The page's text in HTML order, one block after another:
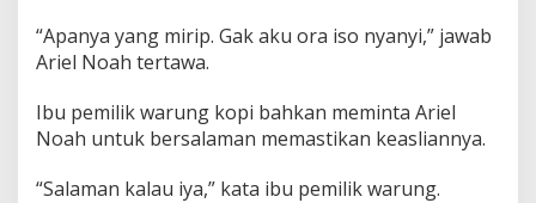
“Apanya yang mirip. Gak aku ora iso nyanyi,” jawab
Ariel Noah tertawa.
Ibu pemilik warung kopi bahkan meminta Ariel
Noah untuk bersalaman memastikan keasliannya.
“Salaman kalau iya,” kata ibu pemilik warung.